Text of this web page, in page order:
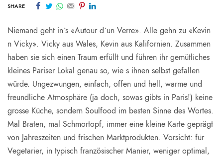
SHARE
Niemand geht in`s «Autour d`un Verre». Alle gehn zu «Kevin
n Vicky». Vicky aus Wales, Kevin aus Kalifornien. Zusammen
haben sie sich einen Traum erfüllt und führen ihr gemütliches
kleines Pariser Lokal genau so, wie s ihnen selbst gefallen
würde. Ungezwungen, einfach, offen und hell, warme und
freundliche Atmosphäre (ja doch, sowas gibts in Paris!) keine
grosse Küche, sondern Soulfood im besten Sinne des Wortes.
Mal Braten, mal Schmortopf, immer eine kleine Karte geprägt
von Jahreszeiten und frischen Marktprodukten. Vorsicht: für
Vegetarier, in typisch französischer Manier, weniger optimal,